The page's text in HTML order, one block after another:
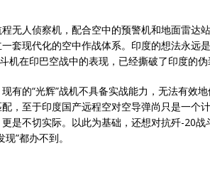
无人侦察机，配合空中的预警机和地面雷达
套现代化的空中作战体系。印度的想法永远
机在印巴空战中的表现，已经撕破了印度的伪
有的“光辉”战机不具备实战能力，无法有效
，至于印度国产远程空对空导弹尚只是一个
是不切实际。以此为基础，还想对抗歼-20
”都办不到。